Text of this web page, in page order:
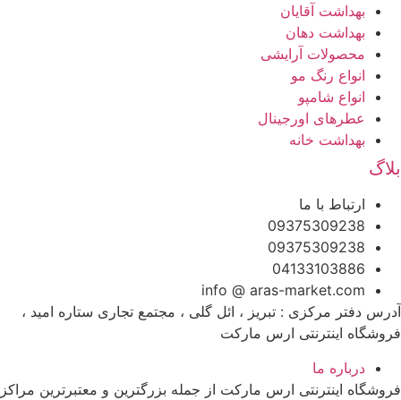
بهداشت آقایان
بهداشت دهان
محصولات آرایشی
انواع رنگ مو
انواع شامپو
عطرهای اورجینال
بهداشت خانه
بلاگ
ارتباط با ما
09375309238
09375309238
04133103886
info @ aras-market.com
آدرس دفتر مرکزی : تبریز ، ائل گلی ، مجتمع تجاری ستاره امید ،
فروشگاه اینترنتی ارس مارکت
درباره ما
فروشگاه اینترنتی ارس مارکت از جمله بزرگترین و معتبرترین مراکز